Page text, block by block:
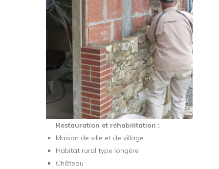
Restauration et réhabilitation :
Maison de ville et de village
Habitat rural type longère
Château